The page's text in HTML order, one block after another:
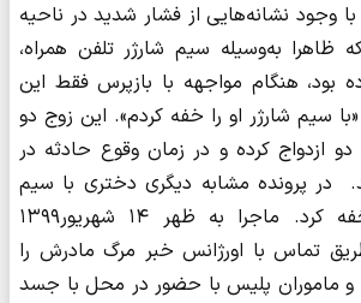
وجود نشانه‌هایی از فشار شدید در ناحیه
ظاهرا به‌وسیله سیم شارژر تلفن همراه،
بود، هنگام مواجهه با بازپرس فقط این
«با سیم شارژر او را خفه کردم». این زوج دو
ازدواج کرده و در زمان وقوع حادثه در
در پرونده مشابه دیگری دختری با سیم
شارژر مادرش را خفه کرد. ماجرا به ظهر ۱۴ شهریور۱۳۹۹
طریق تماس با اورژانس خبر مرگ مادرش را
و ماموران پلیس با حضور در محل با جسد